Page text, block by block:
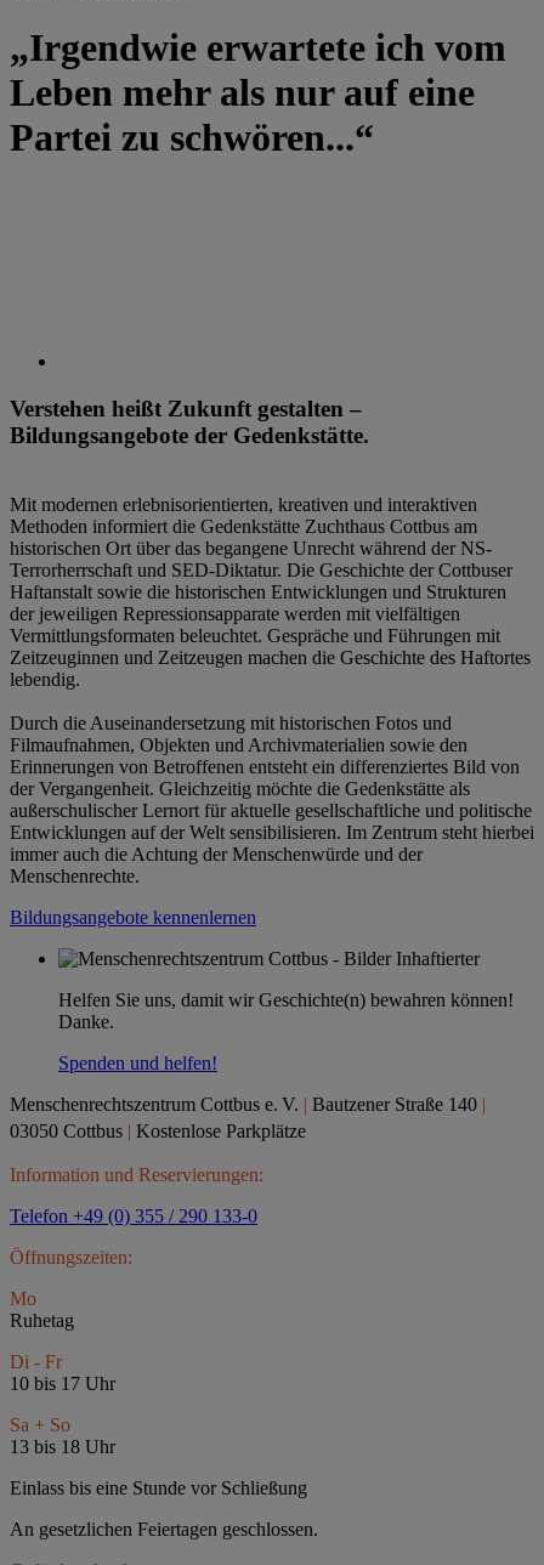
„Irgendwie erwartete ich vom
Leben mehr als nur auf eine
Partei zu schwören...“
Verstehen heißt Zukunft gestalten –
Bildungsangebote der Gedenkstätte.
Mit modernen erlebnisorientierten, kreativen und interaktiven
Methoden informiert die Gedenkstätte Zuchthaus Cottbus am
historischen Ort über das begangene Unrecht während der NS-
Terrorherrschaft und SED-Diktatur. Die Geschichte der Cottbuser
Haftanstalt sowie die historischen Entwicklungen und Strukturen
der jeweiligen Repressionsapparate werden mit vielfältigen
Vermittlungsformaten beleuchtet. Gespräche und Führungen mit
Zeitzeuginnen und Zeitzeugen machen die Geschichte des Haftortes
lebendig.
Durch die Auseinandersetzung mit historischen Fotos und
Filmaufnahmen, Objekten und Archivmaterialien sowie den
Erinnerungen von Betroffenen entsteht ein differenziertes Bild von
der Vergangenheit. Gleichzeitig möchte die Gedenkstätte als
außerschulischer Lernort für aktuelle gesellschaftliche und politische
Entwicklungen auf der Welt sensibilisieren. Im Zentrum steht hierbei
immer auch die Achtung der Menschenwürde und der
Menschenrechte.
Bildungsangebote kennenlernen
Helfen Sie uns, damit wir Geschichte(n) bewahren können!
Danke.
Spenden und helfen!
Menschenrechtszentrum Cottbus e. V. | Bautzener Straße 140 |
03050 Cottbus | Kostenlose Parkplätze
Information und Reservierungen:
Telefon +49 (0) 355 / 290 133-0
Öffnungszeiten:
Mo
Ruhetag
Di - Fr
10 bis 17 Uhr
Sa + So
13 bis 18 Uhr
Einlass bis eine Stunde vor Schließung
An gesetzlichen Feiertagen geschlossen.